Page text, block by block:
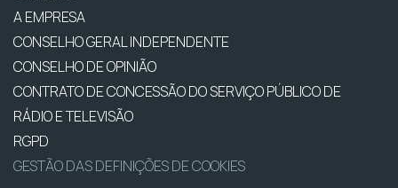
A EMPRESA
CONSELHO GERAL INDEPENDENTE
CONSELHO DE OPINIÃO
CONTRATO DE CONCESSÃO DO SERVIÇO PÚBLICO DE
RÁDIO E TELEVISÃO
RGPD
GESTÃO DAS DEFINIÇÕES DE COOKIES